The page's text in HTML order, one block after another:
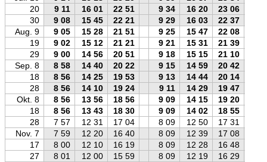
20
9 11 16 01 22 51 9 34 16 20 23 06
30
9 08 15 45 22 21 9 29 16 03 22 37
Aug. 9
9 05 15 28 21 51 9 25 15 47 22 08
19
9 02 15 12 21 21 9 21 15 31 21 39
29
9 00 14 56 20 51 9 18 15 15 21 10
Sep. 8
8 58 14 40 20 22 9 15 14 59 20 42
18
8 56 14 25 19 53 9 13 14 44 20 14
28
8 56 14 10 19 24 9 11 14 29 19 47
Okt. 8
8 56 13 56 18 56 9 09 14 15 19 20
18
8 56 13 43 18 30 9 09 14 02 18 55
28
7 57 12 31 17 04 8 09 12 50 17 31
Nov. 7
7 59 12 20 16 40 8 09 12 39 17 08
17
8 00 12 10 16 19 8 09 12 28 16 48
27
8 01 12 00 15 59 8 09 12 19 16 29